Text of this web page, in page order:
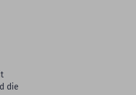
die